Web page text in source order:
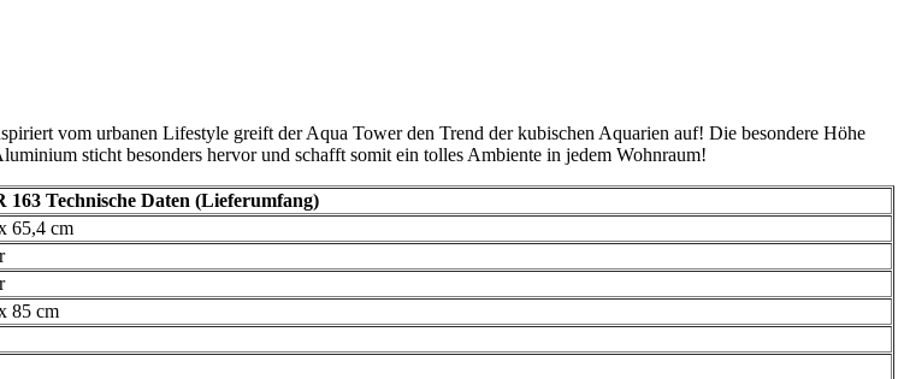
vom urbanen Lifestyle greift der Aqua Tower den Trend der kubischen Aquarien auf! Die besondere Höhe
sticht besonders hervor und schafft somit ein tolles Ambiente in jedem Wohnraum!
Technische Daten (Lieferumfang)
65,4 cm
85 cm